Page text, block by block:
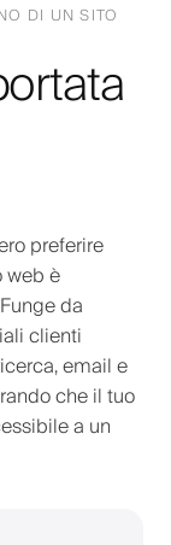
DI UN SITO
preferire
web è
da
clienti
email e
che il tuo
a un